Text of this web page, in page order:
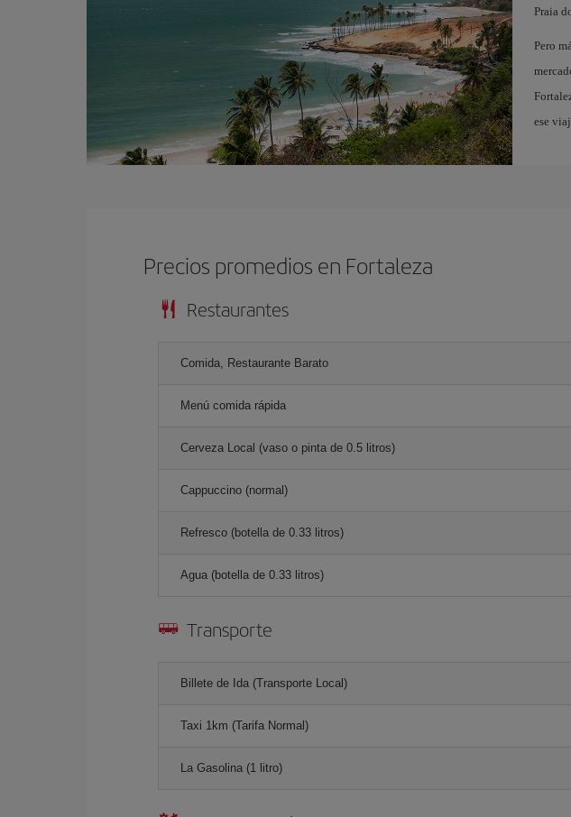
Praia
Pero
ese
Precios promedios en Fortaleza
Restaurantes
Comida, Restaurante Barato
Menú comida rápida
Cerveza Local (vaso o pinta de 0.5 litros)
Cappuccino (normal)
Refresco (botella de 0.33 litros)
Agua (botella de 0.33 litros)
Transporte
Billete de Ida (Transporte Local)
Taxi 1km (Tarifa Normal)
La Gasolina (1 litro)